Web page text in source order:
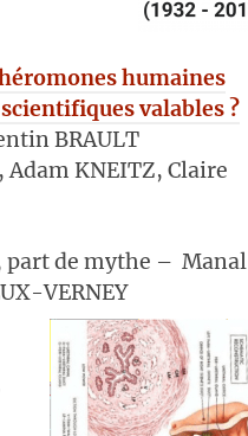
humaines
valables ?
BRAULT
Adam KNEITZ, Claire
de mythe – Manal
VERNEY